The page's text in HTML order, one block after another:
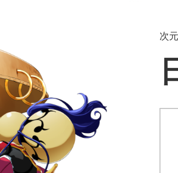
次